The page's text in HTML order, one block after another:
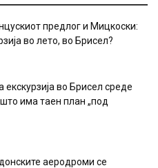
предлог и Мицкоски:
во лето, во Брисел?
во Брисел среде
има таен план „под
аеродроми се